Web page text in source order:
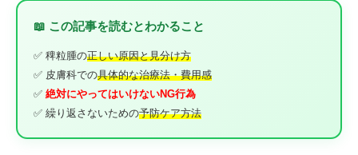
📖 この記事を読むとわかること
✅ 稗粒腫の正しい原因と見分け方
✅ 皮膚科での具体的な治療法・費用感
✅ 絶対にやってはいけないNG行為
✅ 繰り返さないための予防ケア方法